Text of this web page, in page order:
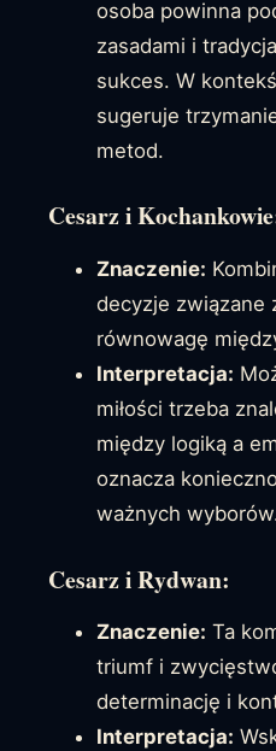
osoba powinna
zasadami i
sukces. W
sugeruje
metod.
Cesarz i
Znaczenie:
decyzje związane
równowagę
Interpretacja:
miłości trzeba
między logiką a
oznacza
ważnych
Cesarz i Rydwan:
Znaczenie: Ta
triumf i
determinację i
Interpretacja: